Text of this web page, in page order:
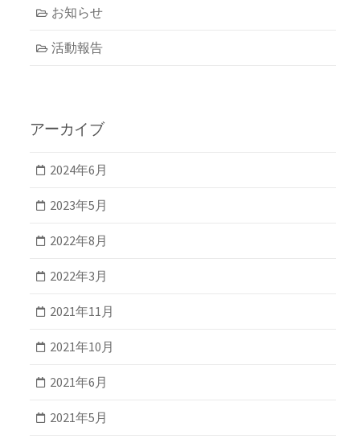
お知らせ
活動報告
アーカイブ
2024年6月
2023年5月
2022年8月
2022年3月
2021年11月
2021年10月
2021年6月
2021年5月